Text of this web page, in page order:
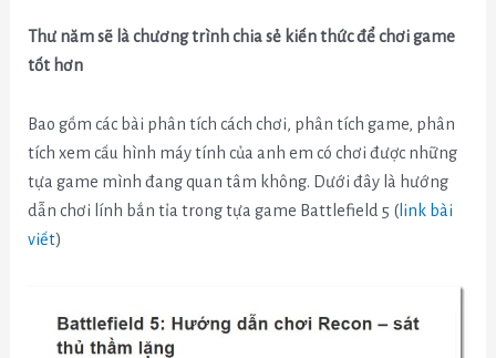
Thư năm sẽ là chương trình chia sẻ kiến thức để chơi game
tốt hơn
Bao gồm các bài phân tích cách chơi, phân tích game, phân
tích xem cấu hình máy tính của anh em có chơi được những
tựa game mình đang quan tâm không. Dưới đây là hướng
dẫn chơi lính bắn tỉa trong tựa game Battlefield 5 ( link bài
viết)